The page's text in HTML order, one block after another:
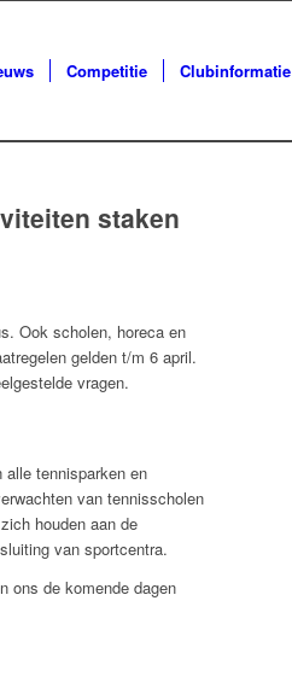
Competitie Clubinformatie
staken
Ook scholen, horeca en
gelden t/m 6 april.
vragen.
alle tennisparken en
van tennisscholen
houden aan de
van sportcentra.
ons de komende dagen